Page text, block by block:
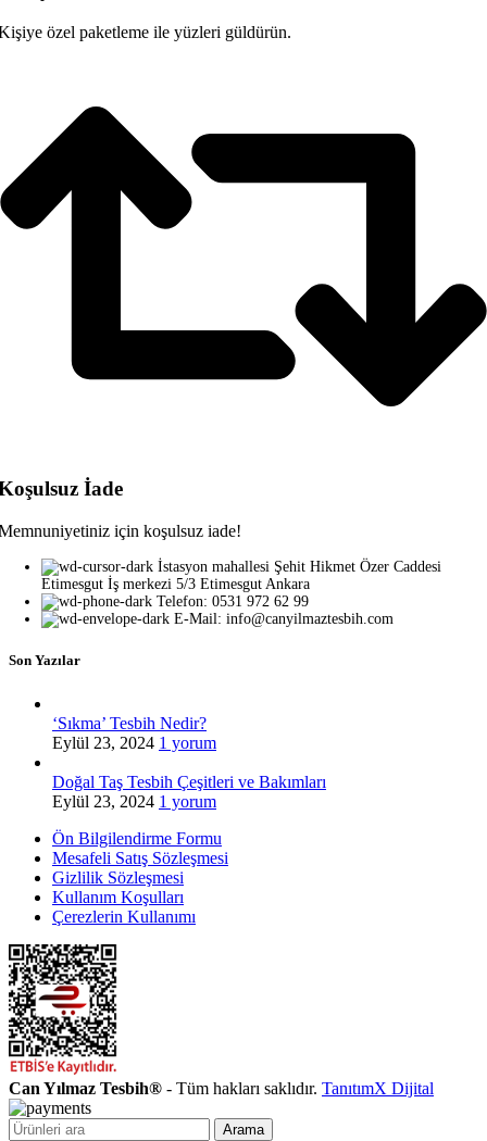
özel paketleme ile yüzleri güldürün.
İade
için koşulsuz iade!
İstasyon mahallesi Şehit Hikmet Özer Caddesi
Etimesgut İş merkezi 5/3 Etimesgut Ankara
Telefon: 0531 972 62 99
E-Mail: info@canyilmaztesbih.com
Son Yazılar
‘Sıkma’ Tesbih Nedir?
Eylül 23, 2024 1 yorum
Doğal Taş Tesbih Çeşitleri ve Bakımları
Eylül 23, 2024 1 yorum
Ön Bilgilendirme Formu
Mesafeli Satış Sözleşmesi
Gizlilik Sözleşmesi
Kullanım Koşulları
Çerezlerin Kullanımı
Can Yılmaz Tesbih® - Tüm hakları saklıdır. TanıtımX Dijital
Arama